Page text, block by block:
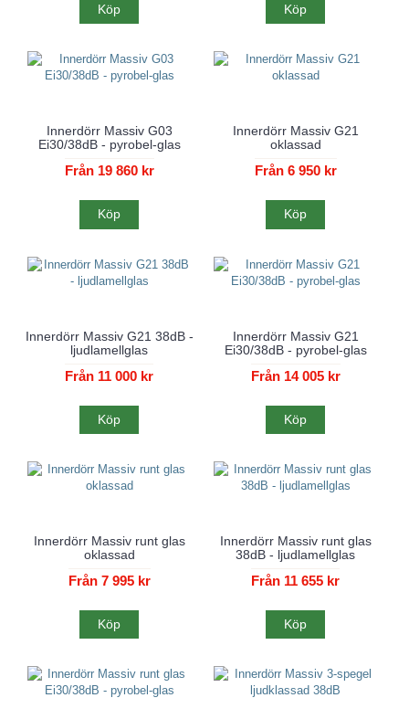
Köp Köp
Innerdörr Massiv G03
Ei30/38dB - pyrobel-glas
Från 19 860 kr
Köp
Innerdörr Massiv G21
oklassad
Från 6 950 kr
Köp
Innerdörr Massiv G21 38dB -
ljudlamellglas
Från 11 000 kr
Köp
Innerdörr Massiv G21
Ei30/38dB - pyrobel-glas
Från 14 005 kr
Köp
Innerdörr Massiv runt glas
oklassad
Från 7 995 kr
Köp
Innerdörr Massiv runt glas
38dB - ljudlamellglas
Från 11 655 kr
Köp